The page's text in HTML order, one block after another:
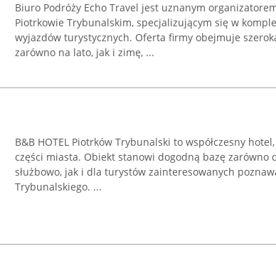
Biuro Podróży Echo Travel jest uznanym
Piotrkowie Trybunalskim, specjalizującym się w
wyjazdów turystycznych. Oferta firmy obejmuje
zarówno na lato, jak i zimę, ...
B&B HOTEL Piotrków Trybunalski to współczesny
części miasta. Obiekt stanowi dogodną bazę zarówno
służbowo, jak i dla turystów zainteresowanych
Trybunalskiego. ...